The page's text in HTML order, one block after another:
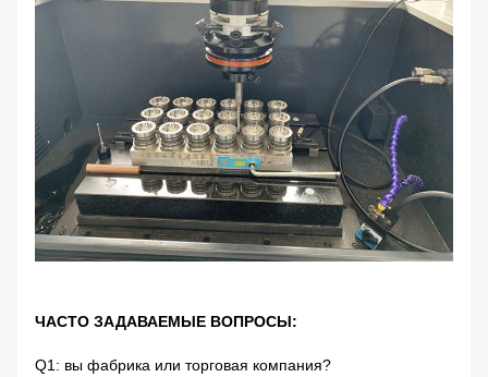
ЧАСТО ЗАДАВАЕМЫЕ ВОПРОСЫ:
Q1: вы фабрика или торговая компания?